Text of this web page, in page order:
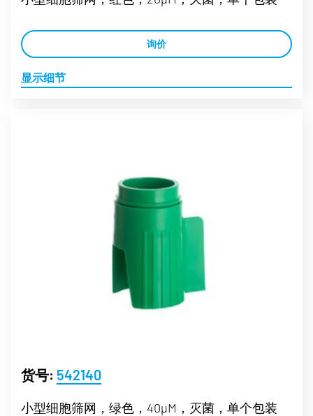
询价
显示细节
货号: 542140
小型细胞筛网，绿色，40µM，灭菌，单个包装